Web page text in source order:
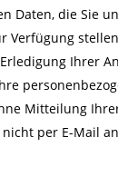
Daten, die Sie
Verfügung
Ihrer
Mitteilung
per E-Mail